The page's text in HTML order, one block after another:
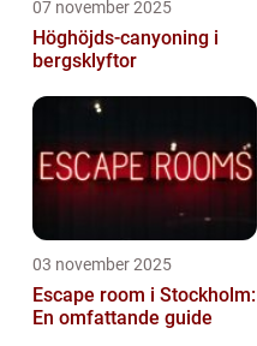
07 november 2025
Höghöjds-canyoning i
bergsklyftor
03 november 2025
Escape room i Stockholm:
En omfattande guide